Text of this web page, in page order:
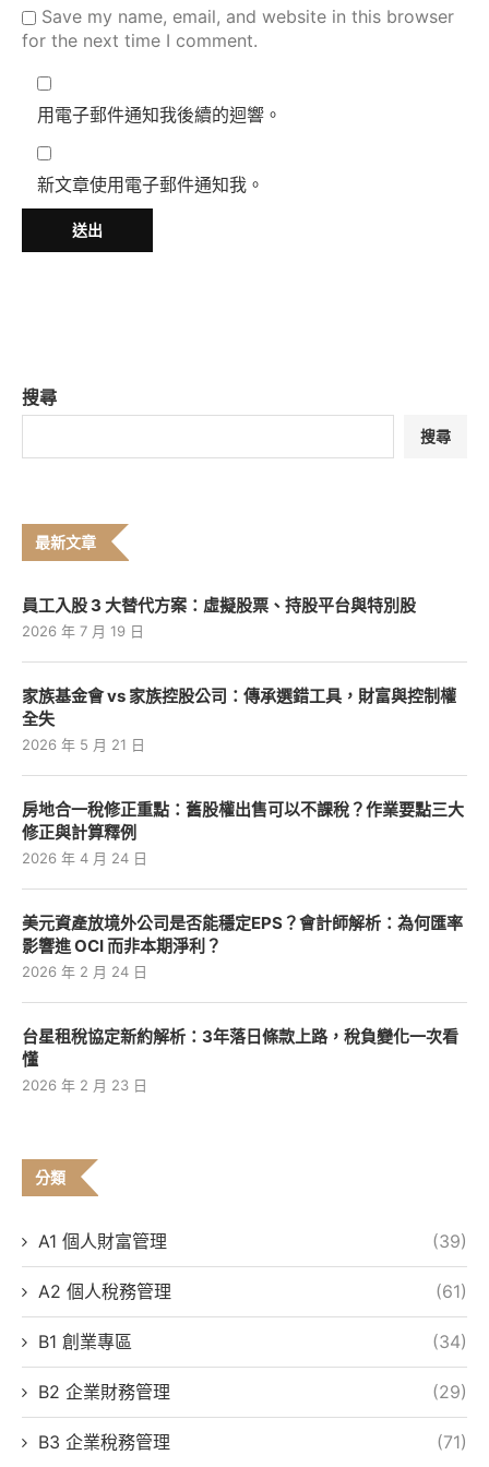
Save my name, email, and website in this browser
for the next time I comment.
用電子郵件通知我後續的迴響。
新文章使用電子郵件通知我。
搜尋
搜尋
最新文章
員工入股 3 大替代方案：虛擬股票、持股平台與特別股
2026 年 7 月 19 日
家族基金會 vs 家族控股公司：傳承選錯工具，財富與控制權
全失
2026 年 5 月 21 日
房地合一稅修正重點：舊股權出售可以不課稅？作業要點三大
修正與計算釋例
2026 年 4 月 24 日
美元資產放境外公司是否能穩定EPS？會計師解析：為何匯率
影響進 OCI 而非本期淨利？
2026 年 2 月 24 日
台星租稅協定新約解析：3年落日條款上路，稅負變化一次看
懂
2026 年 2 月 23 日
分類
A1 個人財富管理 (39)
A2 個人稅務管理 (61)
B1 創業專區 (34)
B2 企業財務管理 (29)
B3 企業稅務管理 (71)